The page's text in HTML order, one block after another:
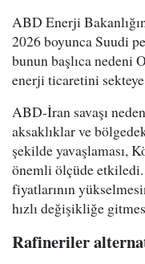
ABD Enerji
2026 boyunca Suudi
bunun başlıca nedeni
enerji ticaretini
ABD-İran savaşı
aksaklıklar ve
şekilde yavaşlaması,
önemli ölçüde
fiyatlarının
hızlı değişikliğe
Rafineriler